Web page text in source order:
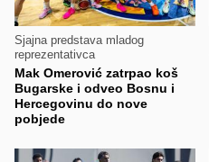
Sjajna predstava mladog
reprezentativca
Mak Omerović zatrpao koš
Bugarske i odveo Bosnu i
Hercegovinu do nove
pobjede